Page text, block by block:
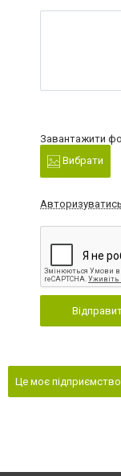
Завантажити
Вибрати
Авторизуватись
Це моє підприємство